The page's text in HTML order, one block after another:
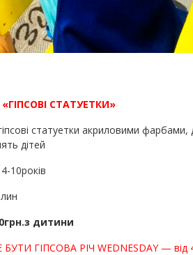
СТАТУЕТКИ»
статуетки акриловими фарбами,
дітей
10років
дитини
ГІПСОВА РІЧ WEDNESDAY — від